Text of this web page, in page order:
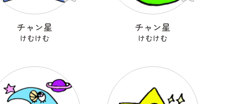
チャン星
けむけむ
チャン星
けむけむ